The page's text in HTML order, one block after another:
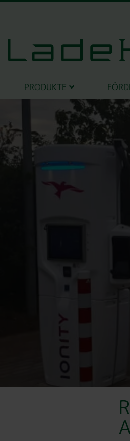
PRODUKTE